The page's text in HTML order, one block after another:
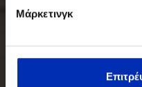
Μάρκετινγκ